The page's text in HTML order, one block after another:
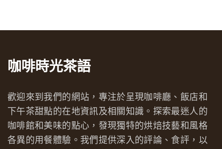
咖啡時光茶語
歡迎來到我們的網站，專注於呈現咖啡廳、飯店和
下午茶甜點的在地資訊及相關知識。探索最迷人的
咖啡館和美味的點心，發現獨特的烘焙技藝和風格
各異的用餐體驗。我們提供深入的評論、食評，以